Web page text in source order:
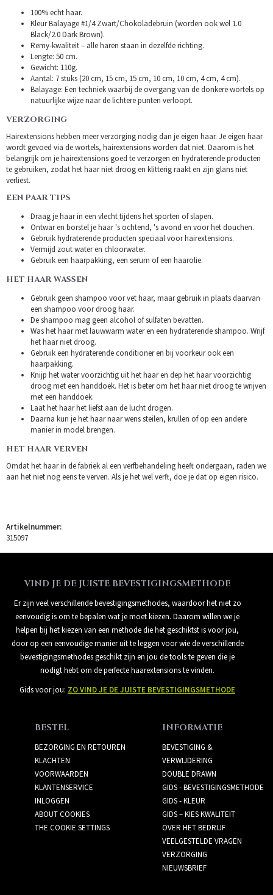
100% echt haar.
Kleur Balayage #1/4 Zwart/Chokoladebruin (worden ook wel 1.0
Black/2.0 Dark Brown).
Remy-kwaliteit – alle haren staan in dezelfde richting.
Lengte: 50 cm.
Gewicht: 110g.
Aantal: 7 stuks (20 cm, 15 cm, 15 cm, 10 cm, 10 cm, 4 cm, 4 cm).
Balayage: Een techniek waarbij de overgang van de donkere wortels op
natuurlijke wijze naar de lichtere punten verloopt.
VERZORGING
Hairextensions hebben meer verzorging nodig dan je eigen haar. Je eigen haar
wordt gevoed via de wortels, hairextensions worden dat niet. Daarom is het
belangrijk om je hairextensions goed te verzorgen en hydraterende producten
te gebruiken, zodat het haar niet droog en klitterig raakt en zijn glans niet
verliest.
EEN PAAR TIPS
Draag je haar in een vlecht tijdens het sporten of slapen.
Ontwar en borstel je haar 's ochtend, 's avond en voor het douchen.
Gebruik hydraterende producten speciaal voor hairextensions.
Vermijd zout water en chloorwater.
Gebruik een haarpakking, een serum of een haarolie.
HET HAAR WASSEN
Gebruik geen shampoo voor vet haar, maar gebruik in plaats daarvan
een shampoo voor droog haar.
De shampoo mag geen alcohol of sulfaten bevatten.
Was het haar met lauwwarm water en een hydraterende shampoo. Wrijf
het haar niet droog.
Gebruik een hydraterende conditioner en bij voorkeur ook een
haarpakking.
Knijp het water voorzichtig uit het haar en dep het haar voorzichtig
droog met een handdoek. Het is beter om het haar niet droog te wrijven
met een handdoek.
Laat het haar het liefst aan de lucht drogen.
Daarna kun je het haar naar wens steilen, krullen of op een andere
manier in model brengen.
HET HAAR VERVEN
Omdat het haar in de fabriek al een verfbehandeling heeft ondergaan, raden we
aan het niet nog eens te verven. Als je het wel verft, doe je dat op eigen risico.
Artikelnummer:
315097
VIND JE DE JUISTE BEVESTIGINGSMETHODE
Er zijn veel verschillende bevestigingsmethodes, waardoor het niet zo
eenvoudig is om te bepalen wat je moet kiezen. Daarom willen we je
helpen bij het kiezen van een methode die het geschiktst is voor jou,
door op een eenvoudige manier uit te leggen voor wie de verschillende
bevestigingsmethodes geschikt zijn en jou de tools te geven die je
nodigt hebt om de perfecte haarextensions te vinden.
Gids voor jou: ZO VIND JE DE JUISTE BEVESTIGINGSMETHODE
BESTEL
BEZORGING EN RETOUREN
KLACHTEN
VOORWAARDEN
KLANTENSERVICE
INLOGGEN
ABOUT COOKIES
THE COOKIE SETTINGS
INFORMATIE
BEVESTIGING &
VERWIJDERING
DOUBLE DRAWN
GIDS - BEVESTIGINGSMETHODE
GIDS - KLEUR
GIDS – KIES KWALITEIT
OVER HET BEDRIJF
VEELGESTELDE VRAGEN
VERZORGING
NIEUWSBRIEF